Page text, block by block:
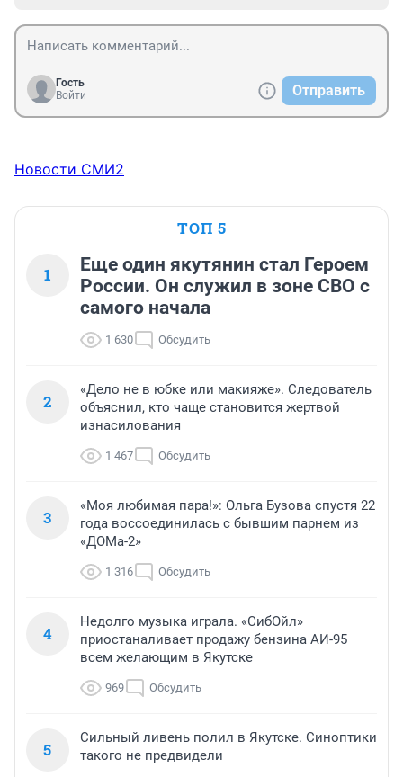
Гость
Войти
Отправить
Новости СМИ2
ТОП 5
1
Еще один якутянин стал Героем
России. Он служил в зоне СВО с
самого начала
1 630 Обсудить
2
«Дело не в юбке или макияже». Следователь
объяснил, кто чаще становится жертвой
изнасилования
1 467 Обсудить
3
«Моя любимая пара!»: Ольга Бузова спустя 22
года воссоединилась с бывшим парнем из
«ДОМа-2»
1 316 Обсудить
4
Недолго музыка играла. «СибОйл»
приостаналивает продажу бензина АИ-95
всем желающим в Якутске
969 Обсудить
5
Сильный ливень полил в Якутске. Синоптики
такого не предвидели